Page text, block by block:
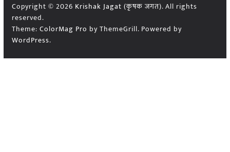
Copyright © 2026 Krishak Jagat (कृषक जगत). All rights
reserved.
Theme: ColorMag Pro by ThemeGrill. Powered by
WordPress.